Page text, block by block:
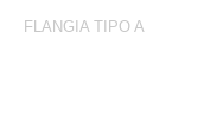
FLANGIA TIPO A